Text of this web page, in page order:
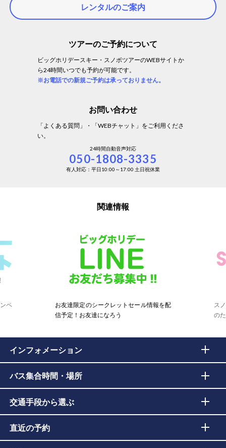
レンタルのご案内
ツアーのご予約について
ビッグホリデースキー・スノボツアーのWEBサイトか
ら24時間いつでも予約が可能です。
※お電話での新規ご予約は承っておりません。
お問い合わせ
「よくある質問」・「WEBチャット」をご利用くださ
い。
24時間自動音声対応
050-1808-3335
有人対応：平日10:00～17:00 土日祝休業
関連情報
ペ
お友達限定のシークレットセール情報を配
信予定！お友達になろう
ス
の
インフォメーション
バス集合時間・場所
交通手段から選ぶ
直近の予約